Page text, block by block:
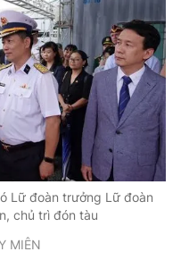
cần biết
hệ quảng cáo
Lữ đoàn trưởng Lữ đoàn
chủ trì đón tàu
MIÊN